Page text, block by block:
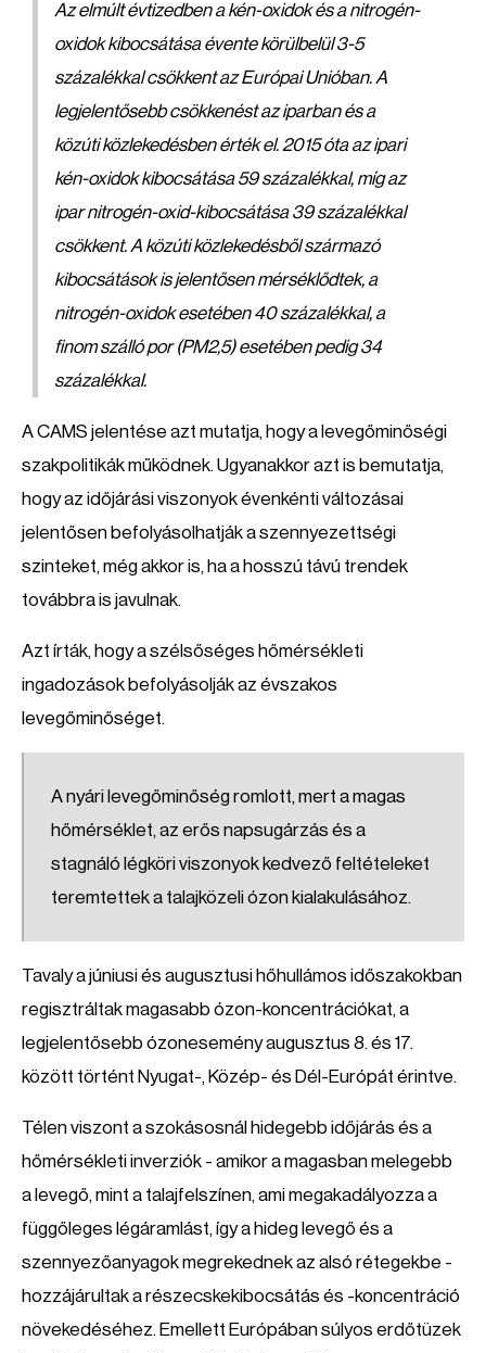
Az elmúlt évtizedben a kén-oxidok és a nitrogén-
oxidok kibocsátása évente körülbelül 3-5
százalékkal csökkent az Európai Unióban. A
legjelentősebb csökkenést az iparban és a
közúti közlekedésben érték el. 2015 óta az ipari
kén-oxidok kibocsátása 59 százalékkal, míg az
ipar nitrogén-oxid-kibocsátása 39 százalékkal
csökkent. A közúti közlekedésből származó
kibocsátások is jelentősen mérséklődtek, a
nitrogén-oxidok esetében 40 százalékkal, a
finom szálló por (PM2,5) esetében pedig 34
százalékkal.
A CAMS jelentése azt mutatja, hogy a levegőminőségi
szakpolitikák működnek. Ugyanakkor azt is bemutatja,
hogy az időjárási viszonyok évenkénti változásai
jelentősen befolyásolhatják a szennyezettségi
szinteket, még akkor is, ha a hosszú távú trendek
továbbra is javulnak.
Azt írták, hogy a szélsőséges hőmérsékleti
ingadozások befolyásolják az évszakos
levegőminőséget.
A nyári levegőminőség romlott, mert a magas
hőmérséklet, az erős napsugárzás és a
stagnáló légköri viszonyok kedvező feltételeket
teremtettek a talajközeli ózon kialakulásához.
Tavaly a júniusi és augusztusi hőhullámos időszakokban
regisztráltak magasabb ózon-koncentrációkat, a
legjelentősebb ózonesemény augusztus 8. és 17.
között történt Nyugat-, Közép- és Dél-Európát érintve.
Télen viszont a szokásosnál hidegebb időjárás és a
hőmérsékleti inverziók - amikor a magasban melegebb
a levegő, mint a talajfelszínen, ami megakadályozza a
függőleges légáramlást, így a hideg levegő és a
szennyezőanyagok megrekednek az alsó rétegekbe -
hozzájárultak a részecskekibocsátás és -koncentráció
növekedéséhez. Emellett Európában súlyos erdőtüzek